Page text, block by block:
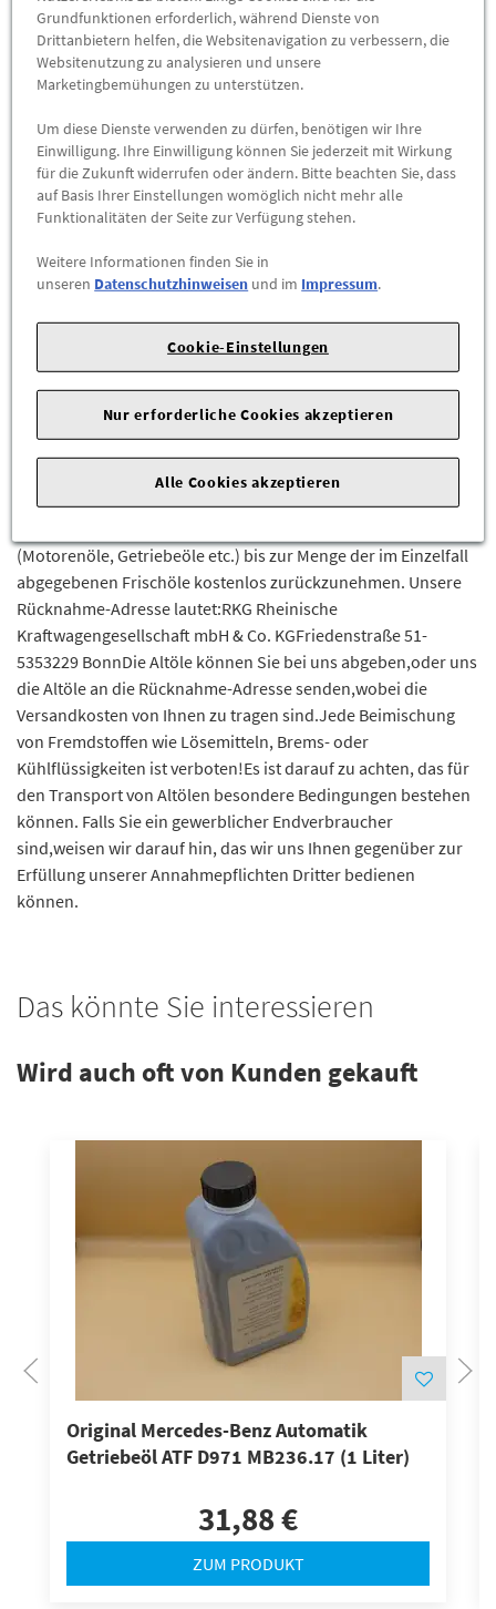
Abholung
Preis inkl.19%MwSt.
22,97 €
- +
ZUM WARENKORB HINZUFÜGEN
Herstellerangaben:Mercedes-Benz AG |Mercedesstr. 120 |
dialog.mb@mercedes-benz.com|Webseite:
https://www.mercedes-benz.com
Bitte beachten Sie bei der Verwendung die
der Betriebsanleitung / Fahrzeughandbuch.Wir verweisen auf
die aufgeführten Spezifikationen, Freigaben.Laut den
(Motorenöle, Getriebeöle etc.) bis zur Menge der im Einzelfall
abgegebenen Frischöle kostenlos zurückzunehmen. Unsere
Rücknahme-Adresse lautet:RKG Rheinische
Kraftwagengesellschaft mbH & Co. KGFriedenstraße 51-
5353229 BonnDie Altöle können Sie bei uns abgeben,oder uns
die Altöle an die Rücknahme-Adresse senden,wobei die
Versandkosten von Ihnen zu tragen sind.Jede Beimischung
von Fremdstoffen wie Lösemitteln, Brems- oder
Kühlflüssigkeiten ist verboten!Es ist darauf zu achten, das für
den Transport von Altölen besondere Bedingungen bestehen
können. Falls Sie ein gewerblicher Endverbraucher
sind,weisen wir darauf hin, das wir uns Ihnen gegenüber zur
Erfüllung unserer Annahmepflichten Dritter bedienen
können.
Das könnte Sie interessieren
Wird auch oft von Kunden gekauft
Original Mercedes-Benz Automatik
Getriebeöl ATF D971 MB236.17 (1 Liter)
31,88 €
ZUM PRODUKT
Grundfunktionen erforderlich, während Dienste von
Drittanbietern helfen, die Websitenavigation zu verbessern, die
Websitenutzung zu analysieren und unsere
Marketingbemühungen zu unterstützen.
Um diese Dienste verwenden zu dürfen, benötigen wir Ihre
Einwilligung. Ihre Einwilligung können Sie jederzeit mit Wirkung
für die Zukunft widerrufen oder ändern. Bitte beachten Sie, dass
auf Basis Ihrer Einstellungen womöglich nicht mehr alle
Funktionalitäten der Seite zur Verfügung stehen.
Weitere Informationen finden Sie in
unseren Datenschutzhinweisen und im Impressum.
Cookie-Einstellungen
Nur erforderliche Cookies akzeptieren
Alle Cookies akzeptieren